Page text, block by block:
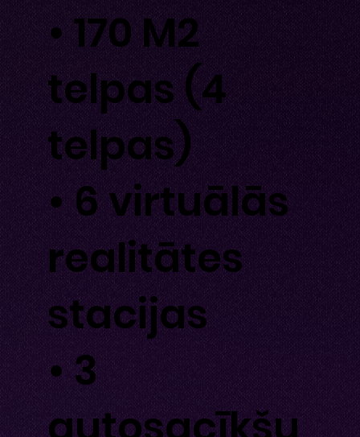
• 170 M2
telpas (4
telpas)
• 6 virtuālās
realitātes
stacijas
• 3